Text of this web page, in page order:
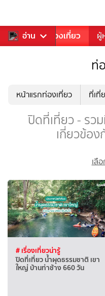
อ่าน
อาหาร ท่องเที่ยว ผู้
ท่
หน้าแรกท่องเที่ยว ที่เที่
ปิดที่เที่ยว - รว
เกี่ยวข้อ
เลื
# เรื่องเที่ยวน่ารู้
ปิดที่เที่ยว น้ำผุดธรรมชาติ เขา
ใหญ่ บ้านท่าช้าง 660 วัน